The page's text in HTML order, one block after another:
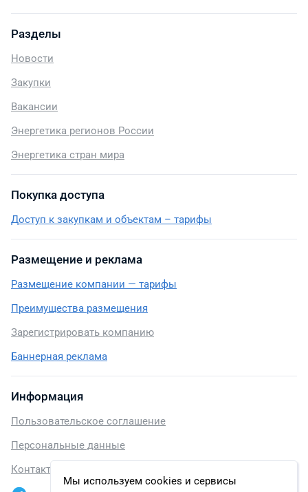
Мы используем cookies и сервисы
Разделы
Новости
Закупки
Вакансии
Энергетика регионов России
Энергетика стран мира
Покупка доступа
Доступ к закупкам и объектам – тарифы
Размещение и реклама
Размещение компании — тарифы
Преимущества размещения
Зарегистрировать компанию
Баннерная реклама
Информация
Пользовательское соглашение
Персональные данные
Контакты